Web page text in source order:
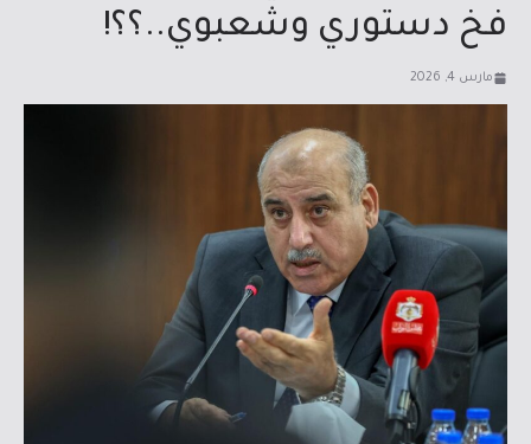
فخ دستوري وشعبوي..؟؟!
مارس 4, 2026